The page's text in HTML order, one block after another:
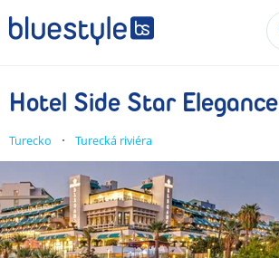
Hotel Side Star Elegance
Turecko Turecká riviéra